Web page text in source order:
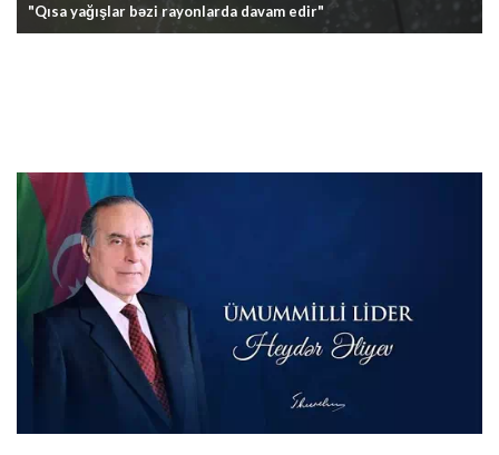
"Qısa yağışlar bəzi rayonlarda davam edir"